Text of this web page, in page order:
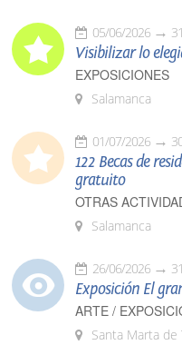
05/06/2026
Visibilizar lo
EXPOSICIONES
Salamanca
01/07/2026
122 Becas de
gratuito
OTRAS
Salamanca
26/06/2026
Exposición El
ARTE /
Santa Marta de